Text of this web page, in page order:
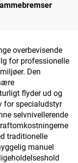
overbevisende
for professionelle
Den
flyder ud og
for specialudstyr
selvnivellerende
traditionelle
manuel